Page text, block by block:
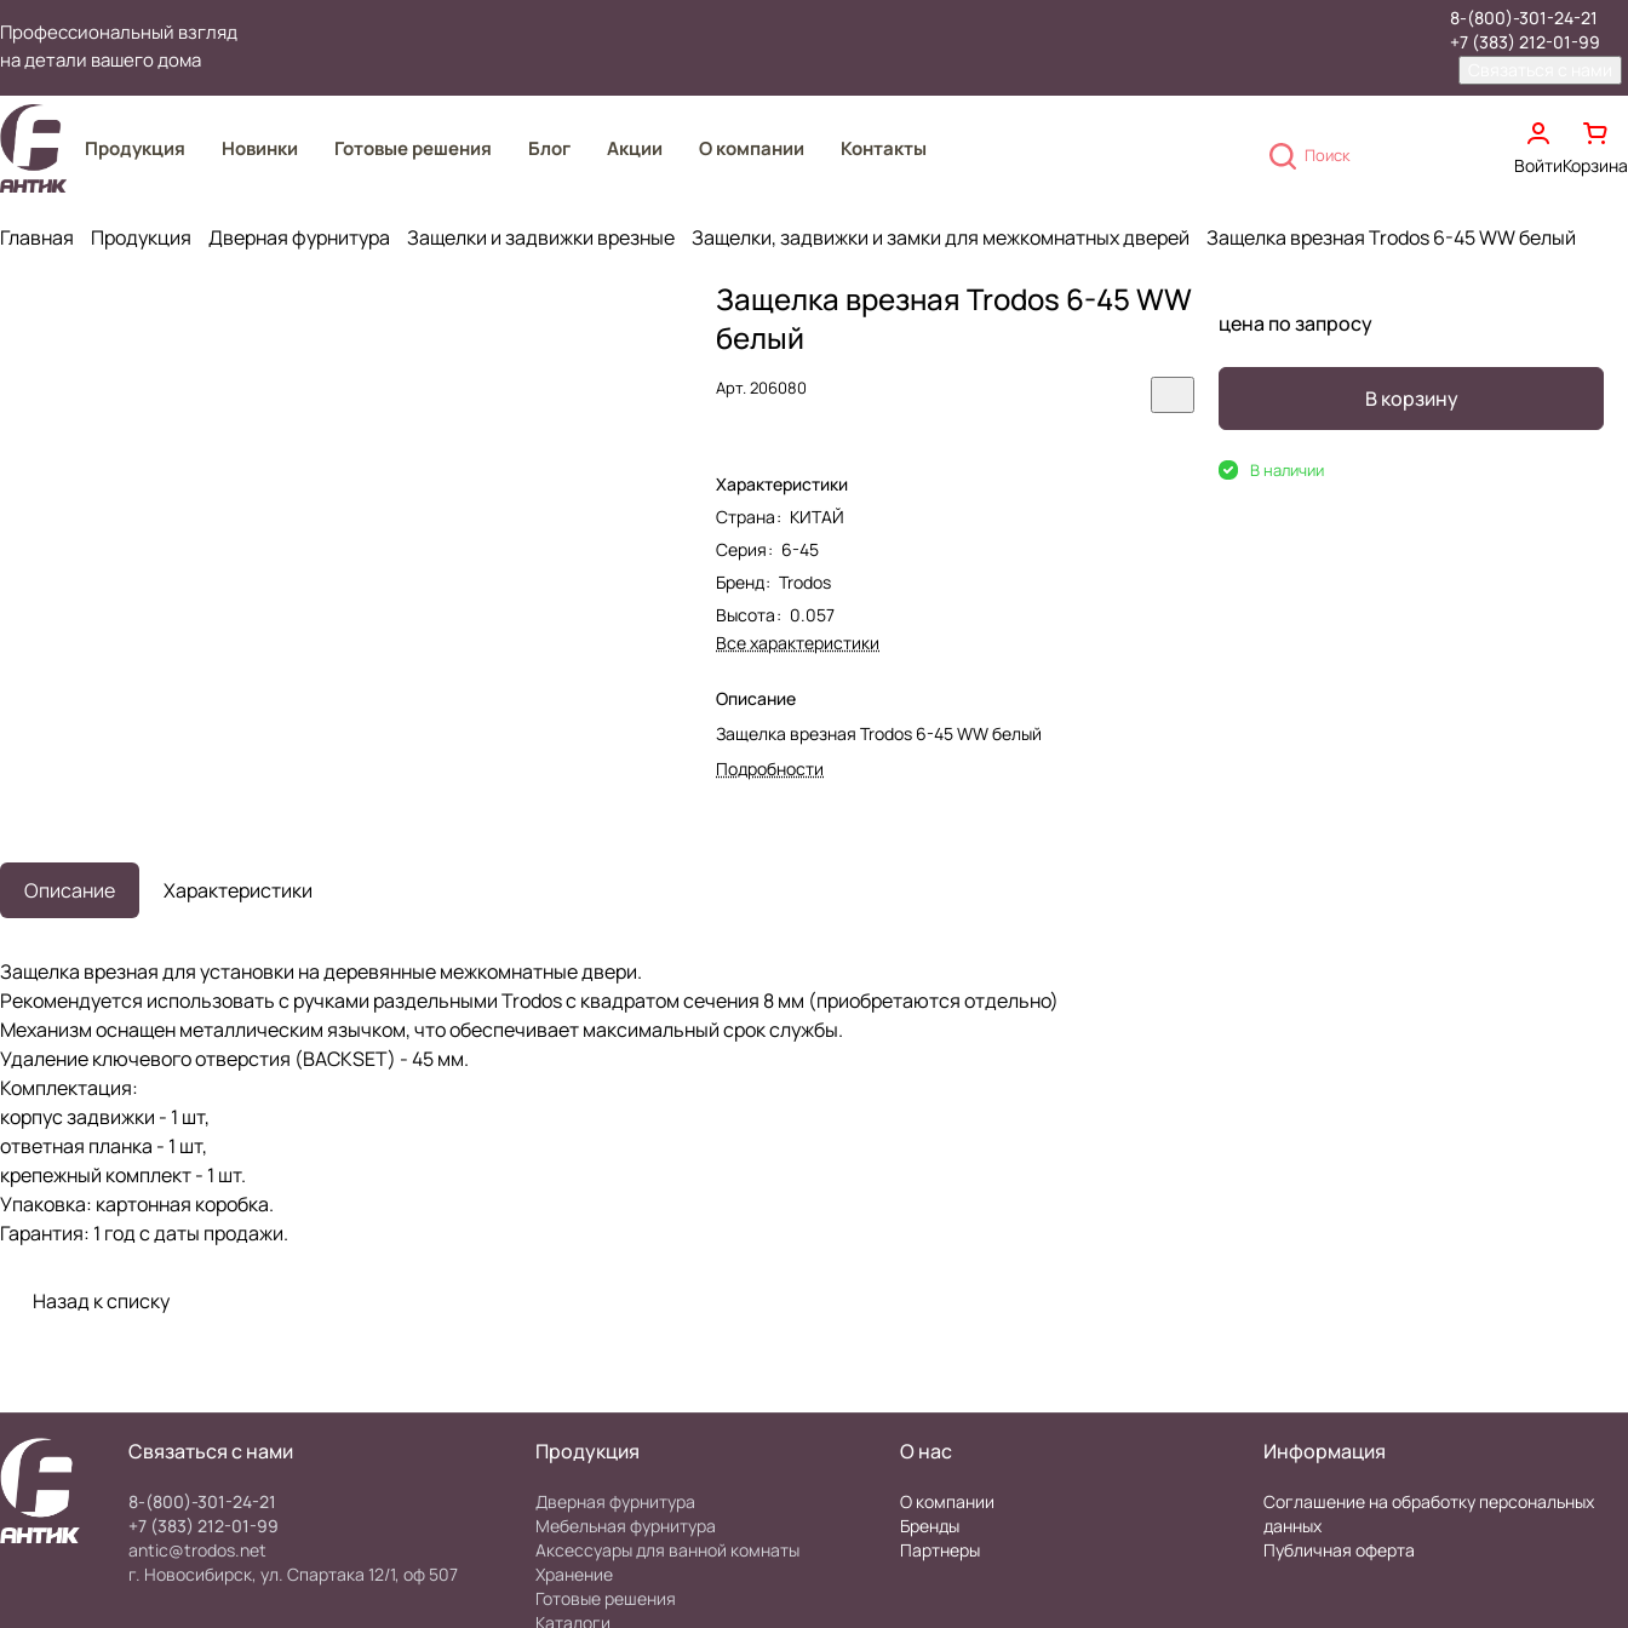
Профессиональный взгляд
на детали вашего дома
8-(800)-301-24-21
+7 (383) 212-01-99
Продукция Новинки Готовые решения Блог Акции О компании Контакты Поиск ВойтиКорзина
Главная Продукция Дверная фурнитура Защелки и задвижки врезные Защелки, задвижки и замки для межкомнатных дверей Защелка врезная Trodos 6-45 WW белый
Защелка врезная Trodos 6-45 WW
белый
Арт.206080
Характеристики
Страна: КИТАЙ
Серия: 6-45
Бренд: Trodos
Высота: 0.057
Все характеристики
Описание
Защелка врезная Trodos 6-45 WW белый
Подробности
цена по запросу
В корзину
В наличии
Описание Характеристики
Защелка врезная для установки на деревянные межкомнатные двери.
Рекомендуется использовать с ручками раздельными Trodos с квадратом сечения 8 мм (приобретаются отдельно)
Механизм оснащен металлическим язычком, что обеспечивает максимальный срок службы.
Удаление ключевого отверстия (BACKSET) - 45 мм.
Комплектация:
корпус задвижки - 1 шт,
ответная планка - 1 шт,
крепежный комплект - 1 шт.
Упаковка: картонная коробка.
Гарантия: 1 год с даты продажи.
Назад к списку
Связаться с нами
8-(800)-301-24-21
+7 (383) 212-01-99
antic@trodos.net
г. Новосибирск, ул. Спартака 12/1, оф 507
Продукция
Дверная фурнитура
Мебельная фурнитура
Аксессуары для ванной комнаты
Хранение
Готовые решения
Каталоги
О нас
О компании
Бренды
Партнеры
Информация
Соглашение на обработку персональных
данных
Публичная оферта